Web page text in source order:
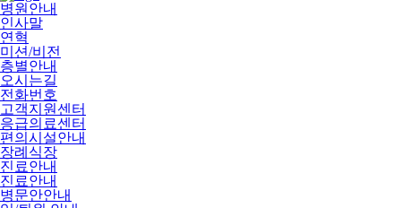
병원안내
인사말
연혁
미션/비전
층별안내
오시는길
전화번호
고객지원센터
응급의료센터
편의시설안내
장례식장
진료안내
진료안내
병문안안내